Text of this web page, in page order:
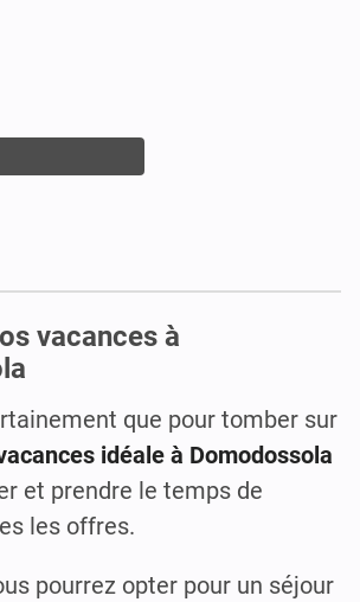
vacances à
que pour tomber sur
idéale à Domodossola
et prendre le temps de
les offres.
pourrez opter pour un séjour